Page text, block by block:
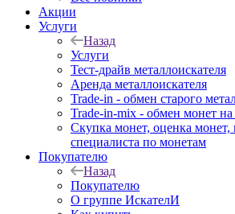
Акции
Услуги
Назад
Услуги
Тест-драйв металлоискателя
Аренда металлоискателя
Trade-in - обмен старого
Trade-in-mix - обмен монет на
Скупка монет, оценка монет,
специалиста по монетам
Покупателю
Назад
Покупателю
О группе ИскателИ